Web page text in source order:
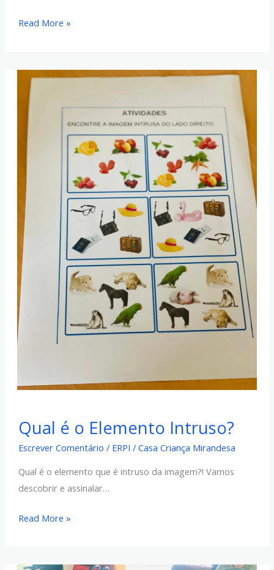
Read More »
Qual é o Elemento Intruso?
Escrever Comentário / ERPI / Casa Criança Mirandesa
Qual é o elemento que é intruso da imagem?! Vamos
descobrir e assinalar…
é
o
Intruso?
Read More »